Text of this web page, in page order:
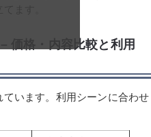
ます。
価格・内容比較と利用
います。利用シーンに合わせ